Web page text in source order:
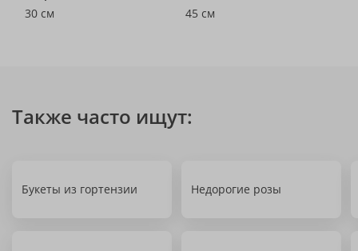
30 см
45 см
Также часто ищут:
Букеты из гортензии Недорогие розы